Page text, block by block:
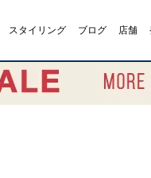
スタイリング ブログ 店舗